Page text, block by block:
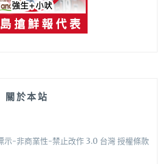
關於本站
示-非商業性-禁止改作 3.0 台灣 授權條款